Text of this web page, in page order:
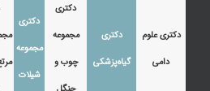
دکتری علوم
دامی
دکتری
گیاه‌پزشکی
دکتری
مجموعه
چوب و
دکتری
مجموعه
شیلات